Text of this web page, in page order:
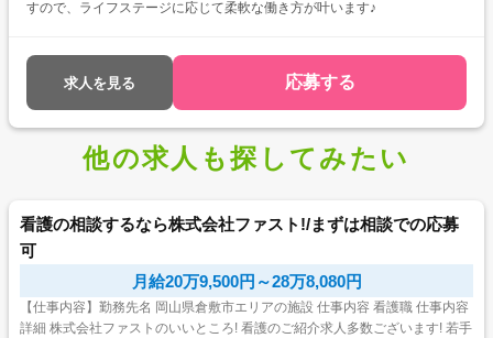
すので、ライフステージに応じて柔軟な働き方が叶います♪
求人を見る 応募する
他の求人も探してみたい
看護の相談するなら株式会社ファスト!/まずは相談での応募
可
月給20万9,500円～28万8,080円
【仕事内容】勤務先名 岡山県倉敷市エリアの施設 仕事内容 看護職 仕事内容
詳細 株式会社ファストのいいところ! 看護のご紹介求人多数ございます! 若手